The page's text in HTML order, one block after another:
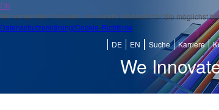
OK
Wir verwenden Cookies, um unsere Webseite für Sie möglichst
Datenschutzerklärung/Cookie-Richtlinie
We
DE EN Suche Karriere